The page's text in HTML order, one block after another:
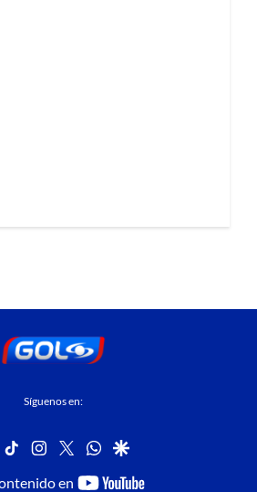
Síguenos en:
facebook
tiktok instagram
twitterwhatsapp
google
en
youtube-